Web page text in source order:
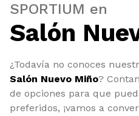
SPORTIUM en
Salón
¿Todavía no conoces
Salón Nuevo Miño?
de opciones para que
preferidos, ¡vamos a